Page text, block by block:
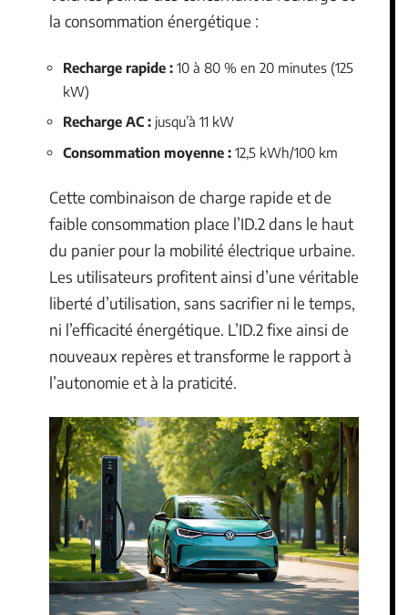
la consommation énergétique :
Recharge rapide : 10 à 80 % en 20 minutes (125
kW)
Recharge AC : jusqu’à 11 kW
Consommation moyenne : 12,5 kWh/100 km
Cette combinaison de charge rapide et de
faible consommation place l’ID.2 dans le haut
du panier pour la mobilité électrique urbaine.
Les utilisateurs profitent ainsi d’une véritable
liberté d’utilisation, sans sacrifier ni le temps,
ni l’efficacité énergétique. L’ID.2 fixe ainsi de
nouveaux repères et transforme le rapport à
l’autonomie et à la praticité.